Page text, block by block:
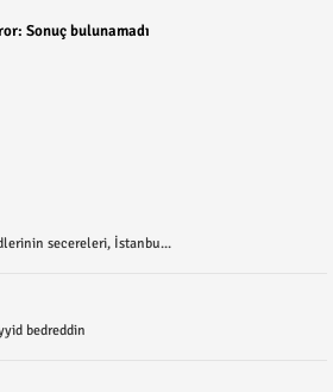
Sonuç bulunamadı
secereleri, İstanbu...
bedreddin